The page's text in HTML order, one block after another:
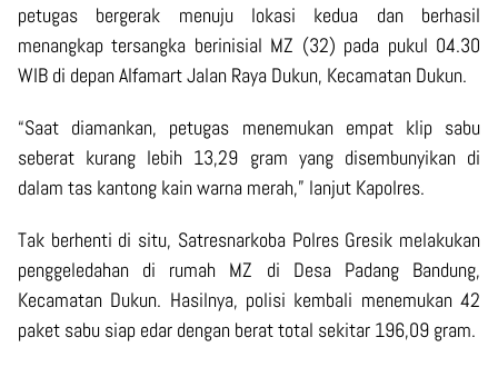
petugas bergerak menuju lokasi kedua dan berhasil
menangkap tersangka berinisial MZ (32) pada pukul 04.30
WIB di depan Alfamart Jalan Raya Dukun, Kecamatan Dukun.
“Saat diamankan, petugas menemukan empat klip sabu
seberat kurang lebih 13,29 gram yang disembunyikan di
dalam tas kantong kain warna merah,” lanjut Kapolres.
Tak berhenti di situ, Satresnarkoba Polres Gresik melakukan
penggeledahan di rumah MZ di Desa Padang Bandung,
Kecamatan Dukun. Hasilnya, polisi kembali menemukan 42
paket sabu siap edar dengan berat total sekitar 196,09 gram.